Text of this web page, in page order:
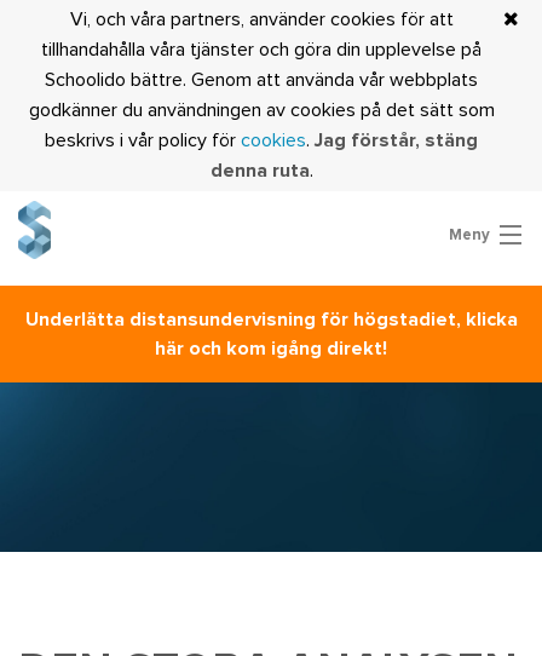
Vi, och våra partners, använder cookies för att
tillhandahålla våra tjänster och göra din upplevelse på
Schoolido bättre. Genom att använda vår webbplats
godkänner du användningen av cookies på det sätt som
beskrivs i vår policy för cookies. Jag förstår, stäng
denna ruta.
Meny
Är du lärare?
Underlätta distansundervisning för högstadiet, klicka
här och kom igång direkt!